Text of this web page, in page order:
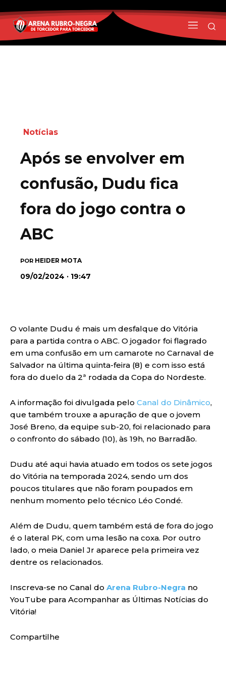
Notícias
Após se envolver em
confusão, Dudu fica
fora do jogo contra o
ABC
POR HEIDER MOTA
09/02/2024 · 19:47
O volante Dudu é mais um desfalque do Vitória
para a partida contra o ABC. O jogador foi flagrado
em uma confusão em um camarote no Carnaval de
Salvador na última quinta-feira (8) e com isso está
fora do duelo da 2ª rodada da Copa do Nordeste.
A informação foi divulgada pelo Canal do Dinâmico,
que também trouxe a apuração de que o jovem
José Breno, da equipe sub-20, foi relacionado para
o confronto do sábado (10), às 19h, no Barradão.
Dudu até aqui havia atuado em todos os sete jogos
do Vitória na temporada 2024, sendo um dos
poucos titulares que não foram poupados em
nenhum momento pelo técnico Léo Condé.
Além de Dudu, quem também está de fora do jogo
é o lateral PK, com uma lesão na coxa. Por outro
lado, o meia Daniel Jr aparece pela primeira vez
dentre os relacionados.
Inscreva-se no Canal do Arena Rubro-Negra no
YouTube para Acompanhar as Últimas Notícias do
Vitória!
Compartilhe